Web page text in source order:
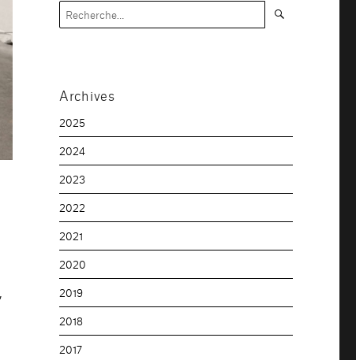
Recherche
pour :
Archives
2025
2024
2023
2022
2021
2020
2019
2018
2017